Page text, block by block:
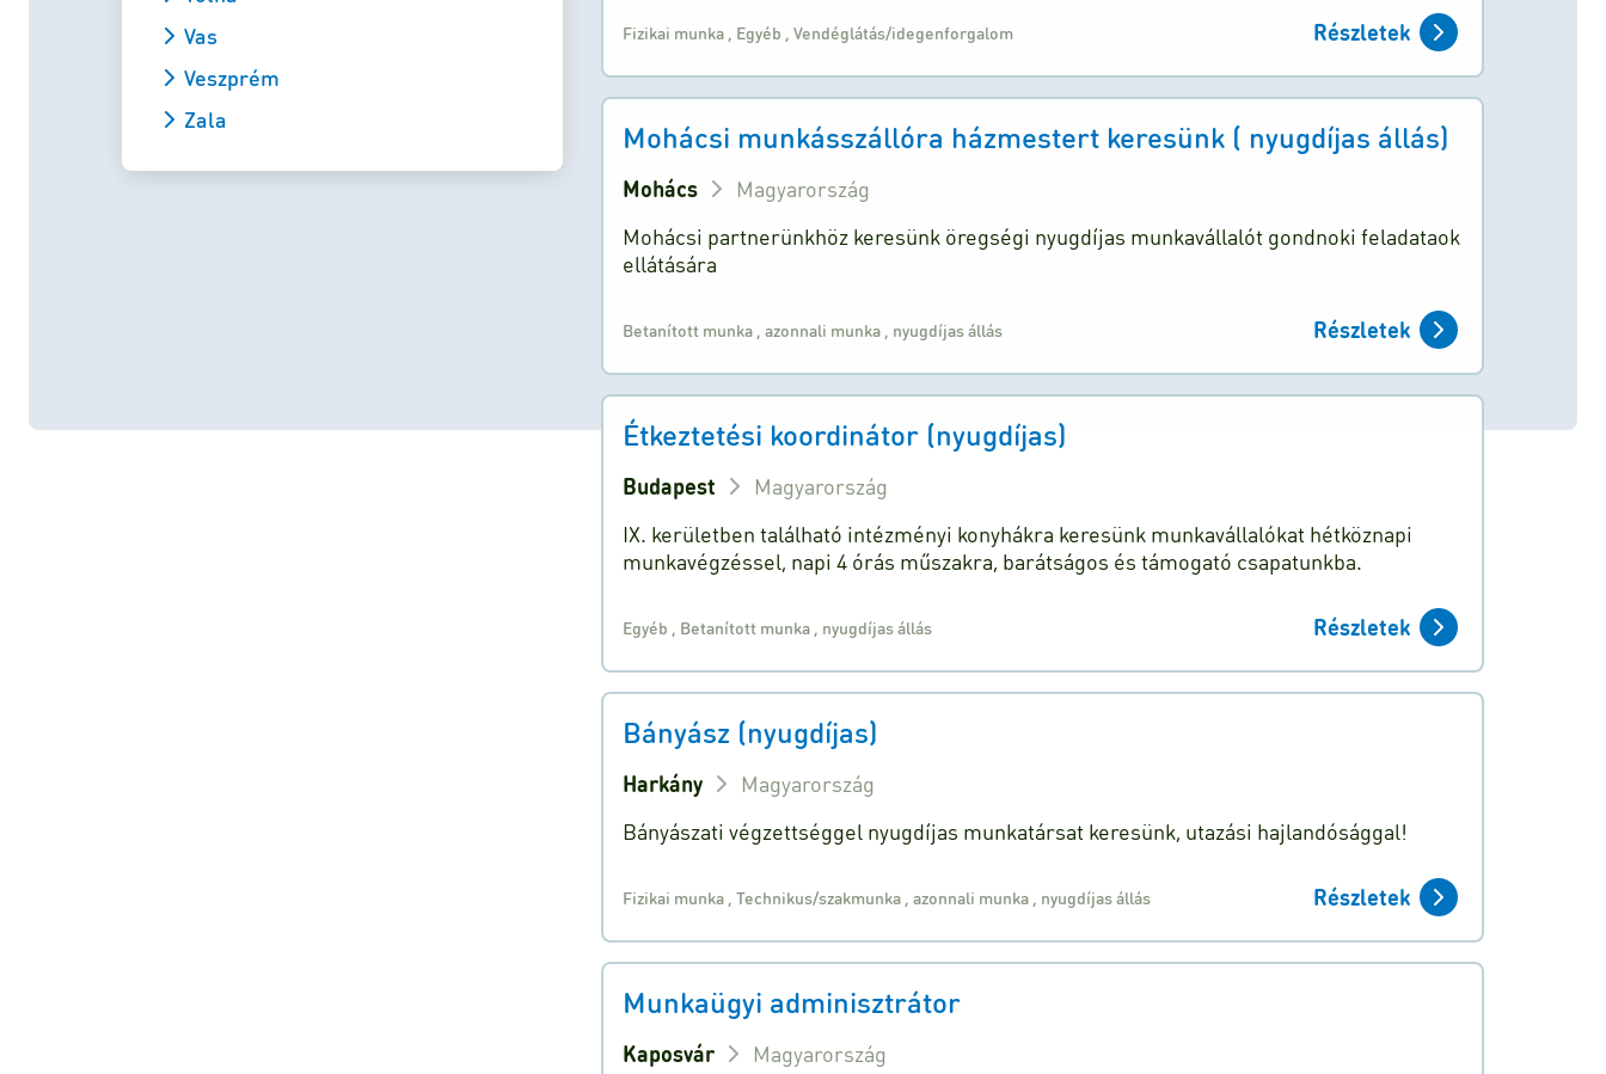
Vas
Veszprém
Zala
Fizikai munka Egyéb ,Vendéglátás/idegenforgalom Részletek
Mohácsi munkásszállóra házmestert keresünk ( nyugdíjas állás)
Mohács
Magyarország
Mohácsi partnerünkhöz keresünk öregségi nyugdíjas munkavállalót gondnoki feladataok
ellátására
Betanított munka ,azonnali munka nyugdíjas állás Részletek
Étkeztetési koordinátor (nyugdíjas)
Budapest
Magyarország
IX. kerületben található intézményi konyhákra keresünk munkavállalókat hétköznapi
munkavégzéssel, napi 4 órás műszakra, barátságos és támogató csapatunkba.
Egyéb Betanított munka nyugdíjas állás Részletek
Bányász (nyugdíjas)
Harkány
Magyarország
Bányászati végzettséggel nyugdíjas munkatársat keresünk, utazási hajlandósággal!
Fizikai munka ,Technikus/szakmunka ,azonnali munka nyugdíjas állás Részletek
Munkaügyi adminisztrátor
Kaposvár
Magyarország